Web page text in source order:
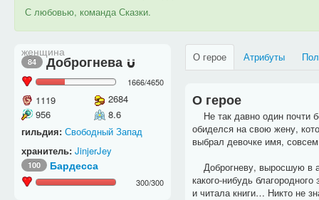
С любовью, команда Сказки.
женщина
84 Доброгнева
1666/4650
1119
2684
956
8.6
гильдия: Свободный Запад
хранитель: JinjerJey
100 Бардесса
300/300
О герое Атрибуты
О герое
Не так давно один почти
обиделся на свою жену,
выбрал девочке имя,
Доброгневу, выросшую в
какого-нибудь
и читала книги… Никто не